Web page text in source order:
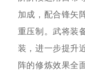
加成，配合锋矢
重压制。武将装
装，进一步提升
阵的修炼效果全